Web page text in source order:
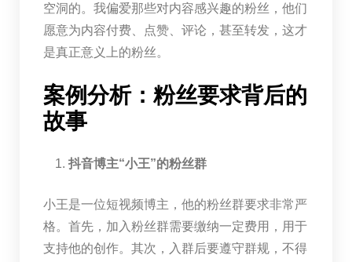
空洞的。我偏爱那些对内容感兴趣的粉丝，他们
愿意为内容付费、点赞、评论，甚至转发，这才
是真正意义上的粉丝。
案例分析：粉丝要求背后的
故事
抖音博主“小王”的粉丝群
小王是一位短视频博主，他的粉丝群要求非常严
格。首先，加入粉丝群需要缴纳一定费用，用于
支持他的创作。其次，入群后要遵守群规，不得